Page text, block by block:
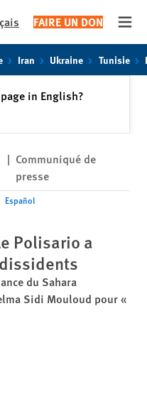
FAIRE UN DON
Iran Ukraine Tunisie
in English?
| Communiqué de
presse
Español
Polisario a
du Sahara
Sidi Mouloud pour «